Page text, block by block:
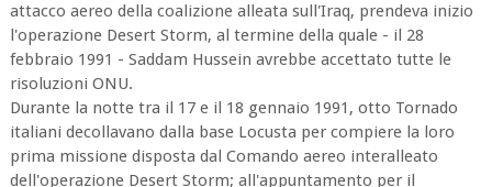
attacco aereo della coalizione alleata sull'Iraq, prendeva inizio
l'operazione Desert Storm, al termine della quale - il 28
febbraio 1991 - Saddam Hussein avrebbe accettato tutte le
risoluzioni ONU.
Durante la notte tra il 17 e il 18 gennaio 1991, otto Tornado
italiani decollavano dalla base Locusta per compiere la loro
prima missione disposta dal Comando aereo interalleato
dell'operazione Desert Storm; all'appuntamento per il